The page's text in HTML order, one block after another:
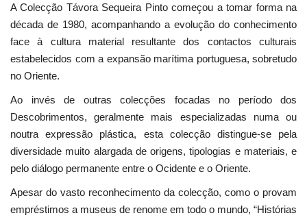
A Colecção Távora Sequeira Pinto começou a tomar forma na
década de 1980, acompanhando a evolução do conhecimento
face à cultura material resultante dos contactos culturais
estabelecidos com a expansão marítima portuguesa, sobretudo
no Oriente.
Ao invés de outras colecções focadas no período dos
Descobrimentos, geralmente mais especializadas numa ou
noutra expressão plástica, esta colecção distingue-se pela
diversidade muito alargada de origens, tipologias e materiais, e
pelo diálogo permanente entre o Ocidente e o Oriente.
Apesar do vasto reconhecimento da colecção, como o provam
empréstimos a museus de renome em todo o mundo, “Histórias